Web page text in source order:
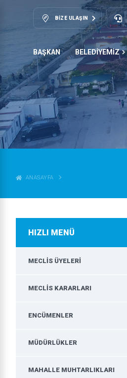
BIZE ULAŞIN
BAŞKAN BELEDİYEMİZ
ANASAYFA
HIZLI MENÜ
MECLIS ÜYELERI
MECLIS KARARLARI
ENCÜMENLER
MÜDÜRLÜKLER
MAHALLE MUHTARLIKLARI